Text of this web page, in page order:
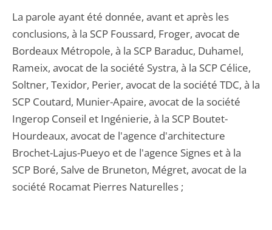
La parole ayant été donnée, avant et après les
conclusions, à la SCP Foussard, Froger, avocat de
Bordeaux Métropole, à la SCP Baraduc, Duhamel,
Rameix, avocat de la société Systra, à la SCP Célice,
Soltner, Texidor, Perier, avocat de la société TDC, à la
SCP Coutard, Munier-Apaire, avocat de la société
Ingerop Conseil et Ingénierie, à la SCP Boutet-
Hourdeaux, avocat de l'agence d'architecture
Brochet-Lajus-Pueyo et de l'agence Signes et à la
SCP Boré, Salve de Bruneton, Mégret, avocat de la
société Rocamat Pierres Naturelles ;